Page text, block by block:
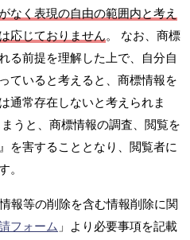
なく表現の自由の範囲内と考え
応じておりません。 なお、商標
る前提を理解した上で、自分自
ていると考えると、商標情報を
通常存在しないと考えられま
うと、商標情報の調査、閲覧を
を害することとなり、閲覧者に
。
報等の削除を含む情報削除に関
フォーム 」より必要事項を記載